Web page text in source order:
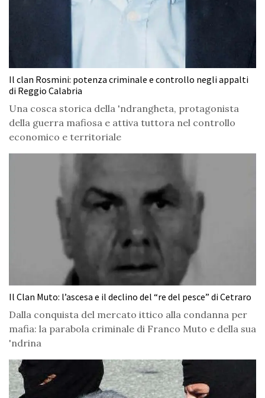
Il clan Rosmini: potenza criminale e controllo negli appalti
di Reggio Calabria
Una cosca storica della 'ndrangheta, protagonista
della guerra mafiosa e attiva tuttora nel controllo
economico e territoriale
Il Clan Muto: l’ascesa e il declino del “re del pesce” di Cetraro
Dalla conquista del mercato ittico alla condanna per
mafia: la parabola criminale di Franco Muto e della sua
'ndrina